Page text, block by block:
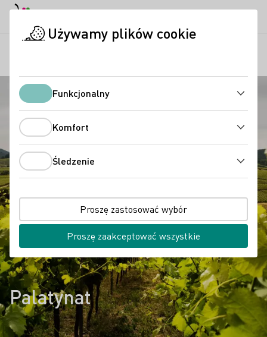
Palatynat
Używamy plików cookie
Funkcjonalny
Komfort
Śledzenie
Proszę zastosować wybór
Proszę zaakceptować wszystkie